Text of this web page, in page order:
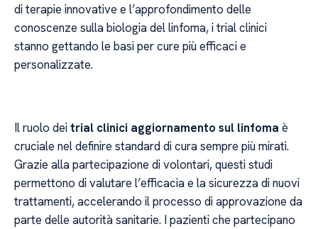
di terapie innovative e l’approfondimento delle
conoscenze sulla biologia del linfoma, i trial clinici
stanno gettando le basi per cure più efficaci e
personalizzate.
Il ruolo deitrial clinici aggiornamento sul linfoma è
cruciale nel definire standard di cura sempre più mirati.
Grazie alla partecipazione di volontari, questi studi
permettono di valutare l’efficacia e la sicurezza di nuovi
trattamenti, accelerando il processo di approvazione da
parte delle autorità sanitarie. I pazienti che partecipano